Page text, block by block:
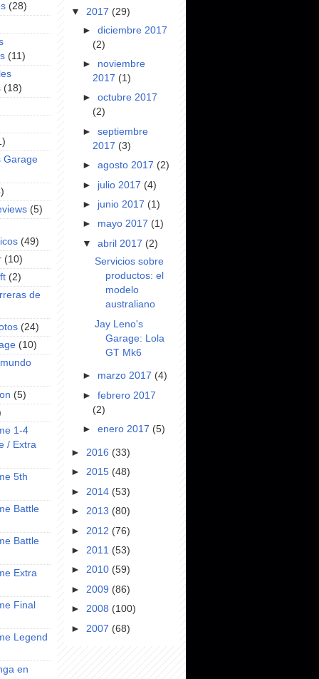
(28)
(11)
(18)
Garage
(5)
(49)
(10)
(2)
de
(24)
(10)
(5)
1-4
/ Extra
5th
Battle
Battle
Extra
Final
Legend
en
▼ 2017 (29)
►diciembre 2017
(2)
► noviembre
2017 (1)
►octubre 2017
(2)
►septiembre
2017 (3)
►agosto 2017 (2)
► julio 2017 (4)
► junio 2017 (1)
► mayo 2017 (1)
▼abril 2017 (2)
Servicios sobre
productos: el
modelo
australiano
Jay Leno's
Garage: Lola
GT Mk6
► marzo 2017 (4)
►febrero 2017
(2)
►enero 2017 (5)
► 2016 (33)
► 2015 (48)
► 2014 (53)
► 2013 (80)
► 2012 (76)
► 2011 (53)
► 2010 (59)
► 2009 (86)
► 2008 (100)
► 2007 (68)